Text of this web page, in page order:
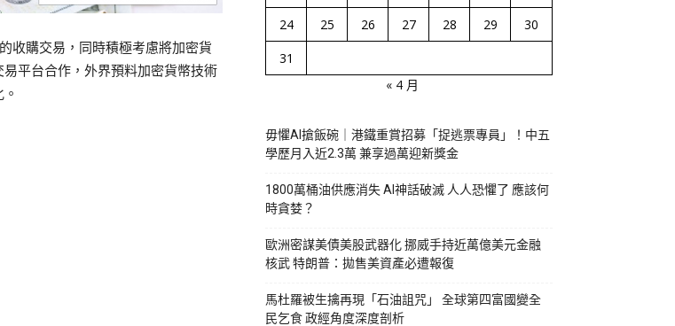
收購交易，同時積極考慮將加密貨
平台合作，外界預料加密貨幣技術
24
25 26 27 28 29
30
31
« 4 月
毋懼AI搶飯碗｜港鐵重賞招募「捉逃票專員」！中五
學歷月入近2.3萬 兼享過萬迎新獎金
1800萬桶油供應消失 AI神話破滅 人人恐懼了 應該何
時貪婪？
歐洲密謀美債美股武器化 挪威手持近萬億美元金融
核武 特朗普：拋售美資產必遭報復
馬杜羅被生擒再現「石油詛咒」 全球第四富國變全
民乞食 政經角度深度剖析